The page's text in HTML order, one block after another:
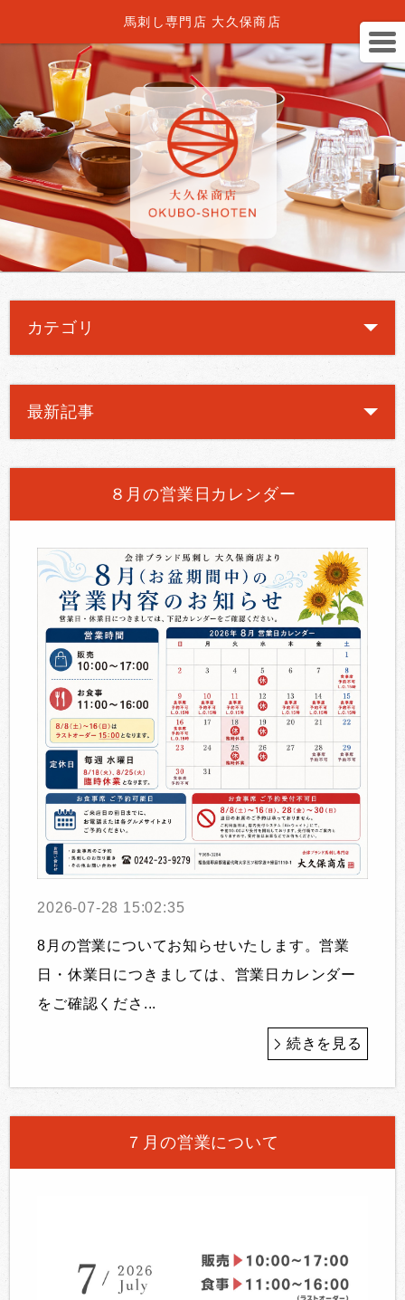
馬刺し専門店 大久保商店
カテゴリ
最新記事
８月の営業日カレンダー
2026-07-28 15:02:35
8月の営業についてお知らせいたします。営業
日・休業日につきましては、営業日カレンダー
をご確認くださ...
続きを見る
７月の営業について